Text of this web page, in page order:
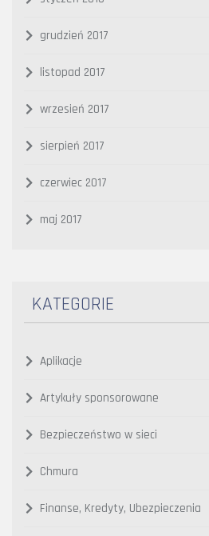
grudzień 2017
listopad 2017
wrzesień 2017
sierpień 2017
czerwiec 2017
maj 2017
KATEGORIE
Aplikacje
Artykuły sponsorowane
Bezpieczeństwo w sieci
Chmura
Finanse, Kredyty, Ubezpieczenia